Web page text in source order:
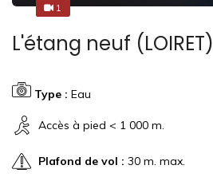
11
L'étang neuf (LOIRET)
Type : Eau
Accès à pied < 1 000 m.
Plafond de vol : 30 m. max.